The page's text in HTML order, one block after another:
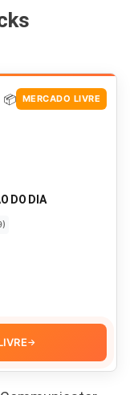
📦 MERCADO LIVRE
DO DIA
→